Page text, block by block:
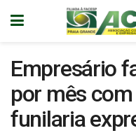
Empresário
por mês
funilaria